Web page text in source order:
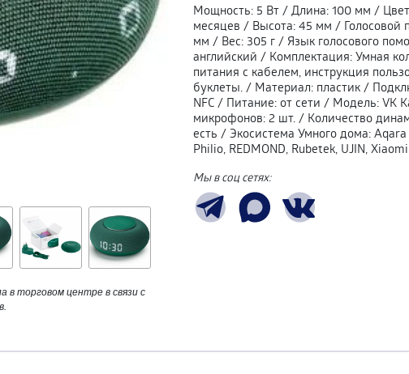
торговом центре в связи с
Мощность: 5 Вт / Длина: 100 мм / Цвет
месяцев / Высота: 45 мм / Голосовой
мм / Вес: 305 г / Язык голосового
английский / Комплектация: Умная
питания с кабелем, инструкция
буклеты. / Материал: пластик /
NFC / Питание: от сети / Модель: VK
микрофонов: 2 шт. / Количество
есть / Экосистема Умного дома: Aqara
Philio, REDMOND, Rubetek, UJIN,
Мы в соц сетях: